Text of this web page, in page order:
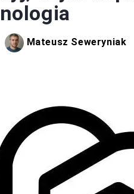
Mateusz Seweryniak